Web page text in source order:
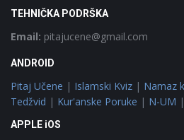
TEHNIČKA PODRŠKA
Email: pitajucene@gmail.com
ANDROID
Pitaj Učene | Islamski Kviz | Namaz
Tedžvid | Kur'anske Poruke | N-UM |
APPLE iOS